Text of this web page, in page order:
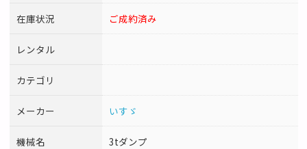
在庫状況 ご成約済み
レンタル
カテゴリ
メーカー いすゞ
機械名 3tダンプ